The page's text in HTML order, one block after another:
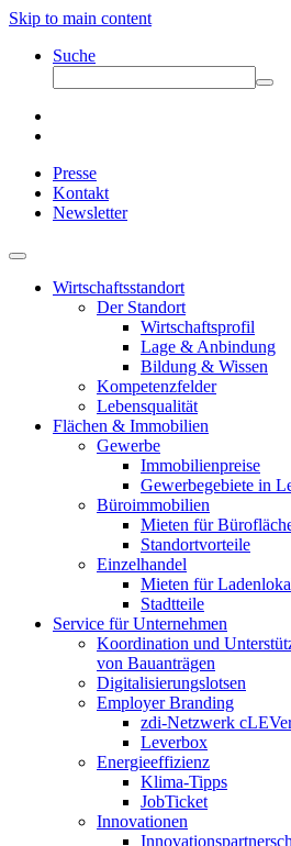
Skip to main content
Suche
Presse
Kontakt
Newsletter
Wirtschaftsstandort
Der Standort
Wirtschaftsprofil
Lage & Anbindung
Bildung & Wissen
Kompetenzfelder
Lebensqualität
Flächen & Immobilien
Gewerbe
Immobilienpreise
Gewerbegebiete in
Büroimmobilien
Mieten für
Standortvorteile
Einzelhandel
Mieten für
Stadtteile
Service für Unternehmen
Koordination und
von Bauanträgen
Digitalisierungslotsen
Employer Branding
zdi-Netzwerk
Leverbox
Energieeffizienz
Klima-Tipps
JobTicket
Innovationen